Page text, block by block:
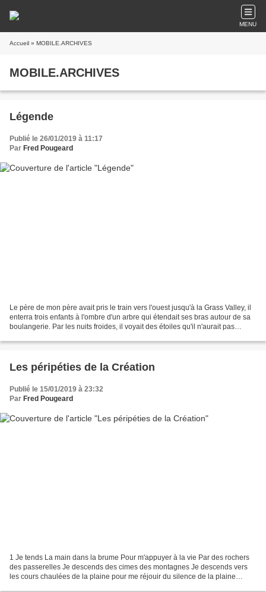
MENU
Accueil » MOBILE.ARCHIVES
MOBILE.ARCHIVES
Légende
Publié le 26/01/2019 à 11:17
Par Fred Pougeard
Le père de mon père avait pris le train vers l'ouest jusqu'à la Grass Valley, il
enterra trois enfants à l'ombre d'un arbre qui étendait ses bras autour de sa
boulangerie. Par les nuits froides, il voyait des étoiles qu'il n'aurait pas
Les péripéties de la Création
Publié le 15/01/2019 à 23:32
Par Fred Pougeard
1 Je tends La main dans la brume Pour m'appuyer à la vie Par des rochers
des passerelles Je descends des cimes des montagnes Je descends vers
les cours chaulées de la plaine pour me réjouir du silence de la plaine